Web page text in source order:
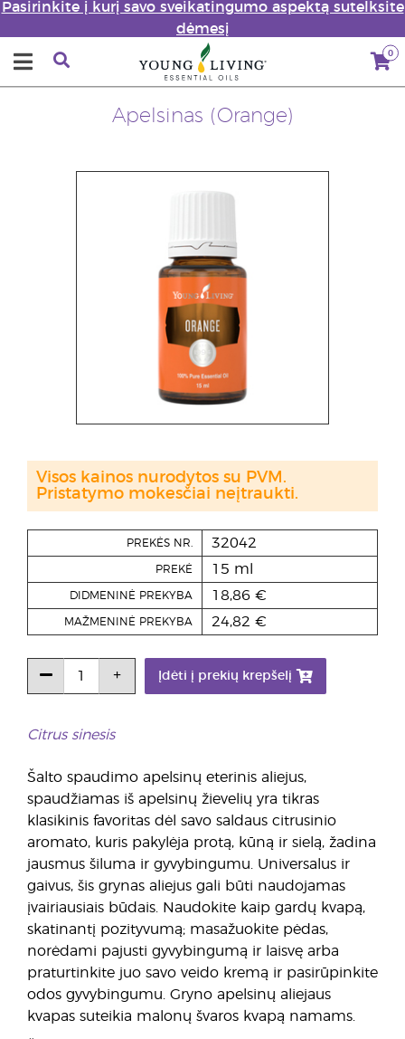
Pasirinkite į kurį savo sveikatingumo aspektą sutelksite
dėmesį
0
Apelsinas (Orange)
Citrus sinesis
Šalto spaudimo apelsinų eterinis aliejus,
spaudžiamas iš apelsinų žievelių yra tikras
klasikinis favoritas dėl savo saldaus citrusinio
aromato, kuris pakylėja protą, kūną ir sielą, žadina
jausmus šiluma ir gyvybingumu. Universalus ir
gaivus, šis grynas aliejus gali būti naudojamas
įvairiausiais būdais. Naudokite kaip gardų kvapą,
skatinantį pozityvumą; masažuokite pėdas,
norėdami pajusti gyvybingumą ir laisvę arba
praturtinkite juo savo veido kremą ir pasirūpinkite
odos gyvybingumu. Gryno apelsinų aliejaus
kvapas suteikia malonų švaros kvapą namams.
PREKĖS NR. 32042
PREKĖ 15 ml
DIDMENINĖ PREKYBA 18,86 €
MAŽMENINĖ PREKYBA 24,82 €
Įdėti į prekių krepšelį
Visos kainos nurodytos su PVM.
Pristatymo mokesčiai neįtraukti.